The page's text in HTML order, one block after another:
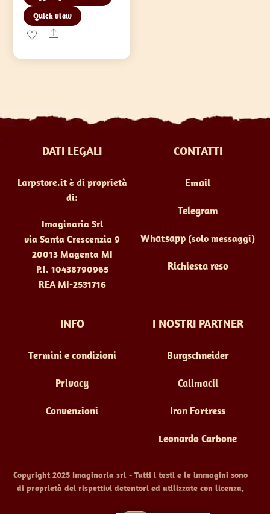
Quick view
Share
DATI LEGALI
Larpstore.it è di proprietà
di:
Imaginaria Srl
via Santa Crescenzia 9
20013 Magenta MI
P.I. 10438790965
REA MI-2531716
CONTATTI
Email
Telegram
Whatsapp (solo messaggi)
Richiesta reso
INFO
Termini e condizioni
Privacy
Convenzioni
I NOSTRI PARTNER
Burgschneider
Calimacil
Iron Fortress
Leonardo Carbone
Copyright 2025 Imaginaria srl - Tutti i testi e le immagini sono
di proprietà dei rispettivi detentori ed utilizzate con licenza.